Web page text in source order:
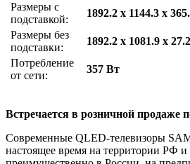
Размеры с
подставкой:
1892.2 x 1144.3 x
Размеры без
подставки:
1892.2 x 1081.9 x
Потребление
от сети:
357 Вт
Встречается в розничной продаже
Современные QLED-телевизоры
настоящее время на территории РФ